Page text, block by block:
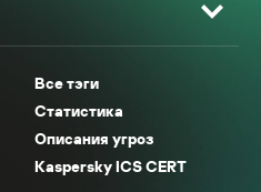
Все тэги
Статистика
Описания угроз
Kaspersky ICS CERT